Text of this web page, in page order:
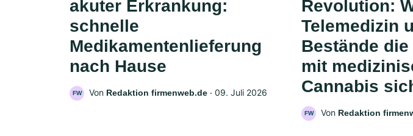
akuter Erkrankung:
schnelle
Medikamentenlieferung
nach Hause
FW Von Redaktion firmenweb.de ‧ 09. Juli 2026
Revolution:
Telemedizin
Bestände
mit
Cannabis
FW Von Redaktion